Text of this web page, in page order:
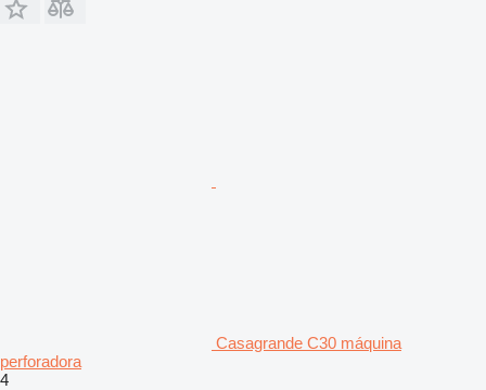
Casagrande C30 máquina
perforadora
4